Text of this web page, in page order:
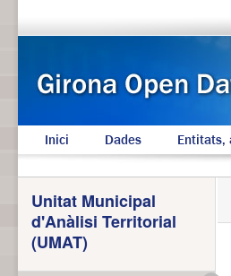
Inici Dades Entitats,
Unitat Municipal
d'Anàlisi Territorial
(UMAT)